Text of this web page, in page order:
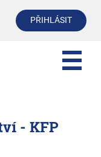
PŘIHLÁSIT
- KFP